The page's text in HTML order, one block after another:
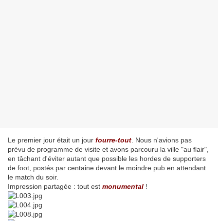
Le premier jour était un jour fourre-tout . Nous n'avions pas
prévu de programme de visite et avons parcouru la ville "au flair",
en tâchant d'éviter autant que possible les hordes de supporters
de foot, postés par centaine devant le moindre pub en attendant
le match du soir.
Impression partagée : tout est monumental !